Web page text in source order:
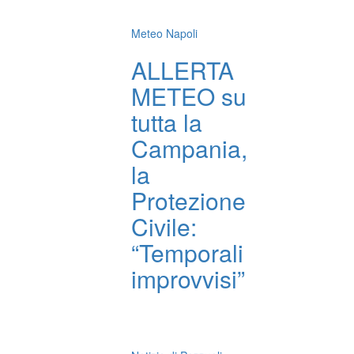
Meteo Napoli
ALLERTA
METEO su
tutta la
Campania,
la
Protezione
Civile:
“Temporali
improvvisi”